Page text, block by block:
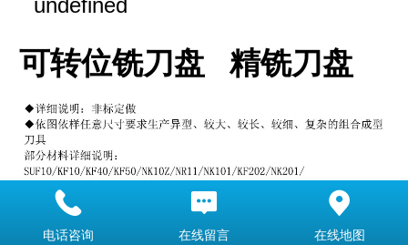
可转位铣刀盘 精铣刀盘
电话咨询 在线留言 在线地图